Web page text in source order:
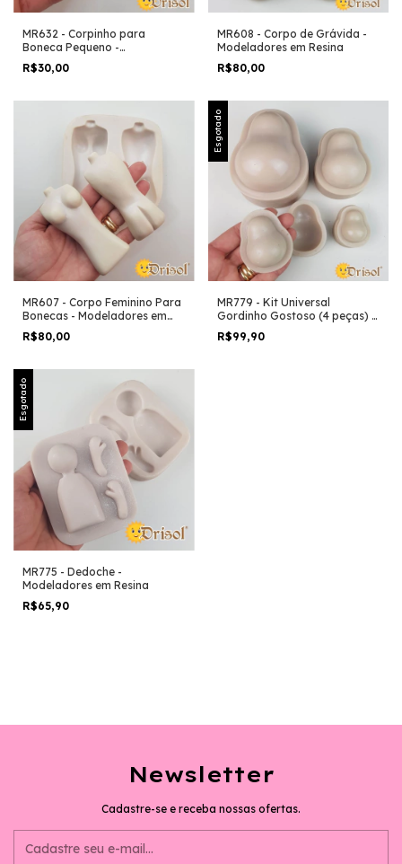
MR632 - Corpinho para
Boneca Pequeno -
Modeladores em Resina
R$30,00
MR608 - Corpo de Grávida -
Modeladores em Resina
R$80,00
MR607 - Corpo Feminino Para
Bonecas - Modeladores em
Resina
R$80,00
Esgotado
MR779 - Kit Universal
Gordinho Gostoso (4 peças) -
Modeladores em Resina
R$99,90
Esgotado
MR775 - Dedoche -
Modeladores em Resina
R$65,90
Newsletter
Cadastre-se e receba nossas ofertas.